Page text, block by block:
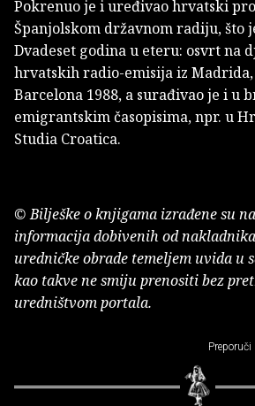
Pokrenuo je i uređivao hrvatski
Španjolskom državnom radiju, što
Dvadeset godina u eteru: osvrt na
hrvatskih radio-emisija iz Madrida,
Barcelona 1988, a surađivao je i u
emigrantskim časopisima, npr. u
Studia Croatica.
© Bilješke o knjigama izrađene su
informacija dobivenih od
uredničke obrade temeljem uvida u
kao takve ne smiju prenositi bez
uredništvom portala.